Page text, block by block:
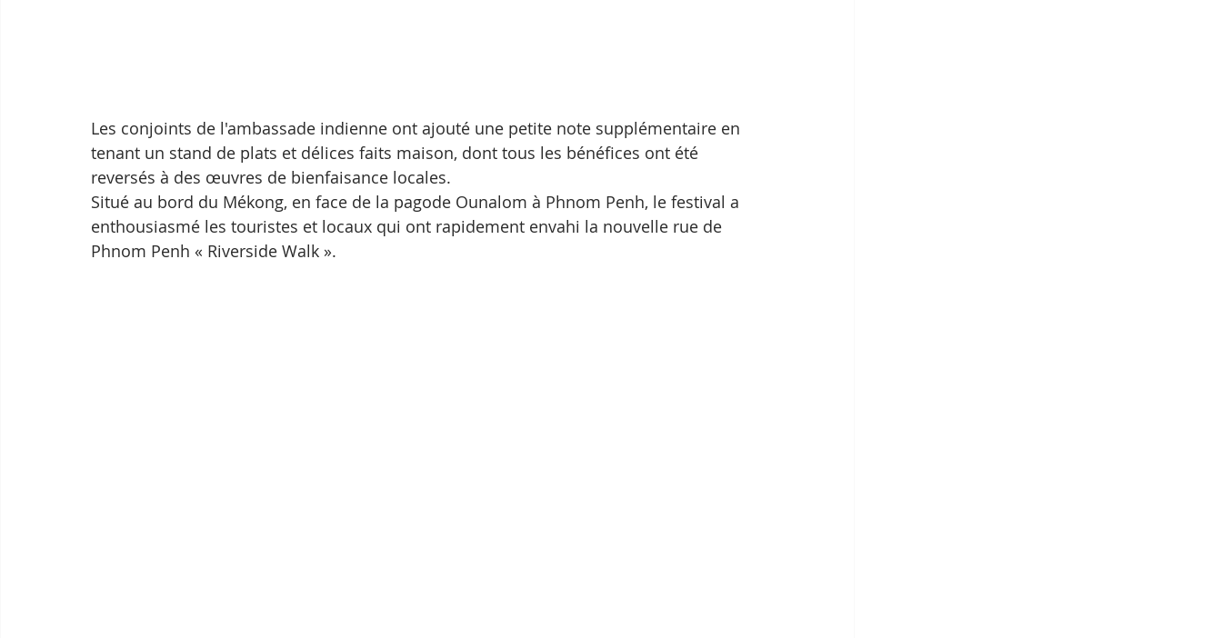
Les conjoints de l'ambassade indienne ont ajouté une petite note supplémentaire en
tenant un stand de plats et délices faits maison, dont tous les bénéfices ont été
reversés à des œuvres de bienfaisance locales.
Situé au bord du Mékong, en face de la pagode Ounalom à Phnom Penh, le festival a
enthousiasmé les touristes et locaux qui ont rapidement envahi la nouvelle rue de
Phnom Penh « Riverside Walk ».